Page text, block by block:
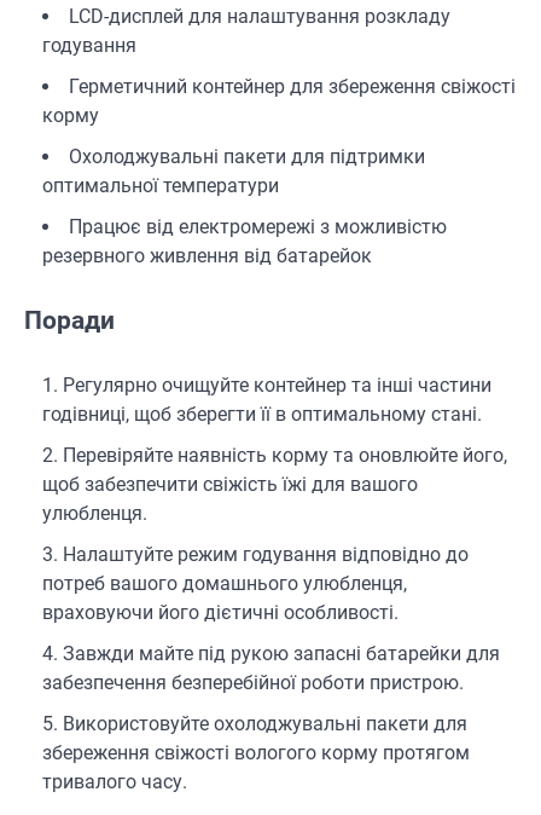
LCD-дисплей для налаштування розкладу
годування
Герметичний контейнер для збереження свіжості
корму
Охолоджувальні пакети для підтримки
оптимальної температури
Працює від електромережі з можливістю
резервного живлення від батарейок
Поради
Регулярно очищуйте контейнер та інші частини
годівниці, щоб зберегти її в оптимальному стані.
Перевіряйте наявність корму та оновлюйте його,
щоб забезпечити свіжість їжі для вашого
улюбленця.
Налаштуйте режим годування відповідно до
потреб вашого домашнього улюбленця,
враховуючи його дієтичні особливості.
Завжди майте під рукою запасні батарейки для
забезпечення безперебійної роботи пристрою.
Використовуйте охолоджувальні пакети для
збереження свіжості вологого корму протягом
тривалого часу.